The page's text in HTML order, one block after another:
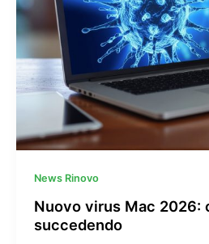
News Rinovo
Nuovo virus Mac 2026:
succedendo